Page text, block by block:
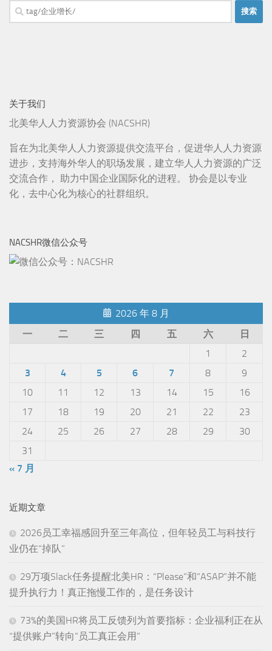
搜
索：
关于我们
北美华人人力资源协会 (NACSHR)
旨在为北美华人人力资源提供交流平台，促进华人人力资源
进步，支持海外华人的职场发展，建立华人人力资源的广泛
交流合作， 助力中国企业国际化的进程。 协会是以专业
化，去中心化为核心的社群组织。
NACSHR微信公众号
2026 年 8 月
一
二 三 四 五 六
日
1
2
3
4 5 6 7 8
9
10
11 12 13 14 15
16
17
18 19 20 21 22
23
24
25 26 27 28 29
30
31
« 7 月
近期文章
2026员工幸福感回升至三年高位，但年轻员工与科技行
业仍在“掉队”
29万项Slack任务提醒北美HR：“Please”和“ASAP”并不能
提升执行力！真正拖慢工作的，是任务设计
73%的美国HR将员工反馈列为首要指标：企业福利正在从
“提供账户”转向“员工真正会用”